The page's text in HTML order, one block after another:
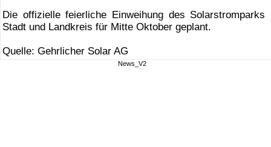
Die offizielle feierliche Einweihung des
Stadt und Landkreis für Mitte Oktober geplant.
Quelle: Gehrlicher Solar AG
News_V2